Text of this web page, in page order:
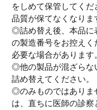
をしめて保管してく
品質が保てなくなりま
◎詰め替え後、本品に
の製造番号をお控え
必要な場合があります
◎他の製品が混ざらな
詰め替えてください。
◎のみものではありま
は、直ちに医師の診